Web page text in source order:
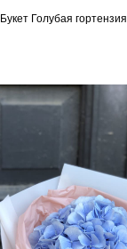
Букет Голубая гортензия